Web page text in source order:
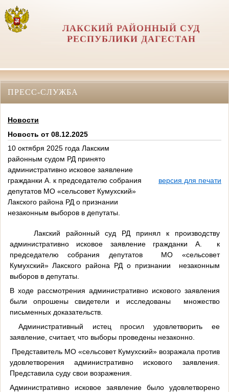
ЛАКСКИЙ РАЙОННЫЙ СУД
РЕСПУБЛИКИ ДАГЕСТАН
ПРЕСС-СЛУЖБА
Новости
Новость от 08.12.2025
10 октября 2025 года Лакским
районным судом РД принято
административно исковое заявление
гражданки А. к председателю собрания
депутатов МО «сельсовет Кумухский»
Лакского района РД о признании
незаконным выборов в депутаты.
версия для печати
Лакский районный суд РД принял к производству
административно исковое заявление гражданки А. к
председателю собрания депутатов МО «сельсовет
Кумухский» Лакского района РД о признании незаконным
выборов в депутаты.
В ходе рассмотрения административно искового заявления
были опрошены свидетели и исследованы множество
письменных доказательств.
Административный истец просил удовлетворить ее
заявление, считает, что выборы проведены незаконно.
Представитель МО «сельсовет Кумухский» возражала против
удовлетворения административно искового заявления.
Представила суду свои возражения.
Административно исковое заявление было удовлетворено